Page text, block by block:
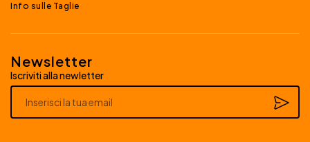
Info sulle Taglie
Newsletter
Iscriviti alla newletter